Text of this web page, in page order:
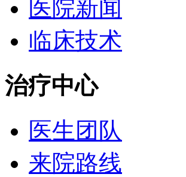
医院新闻
临床技术
治疗中心
医生团队
来院路线